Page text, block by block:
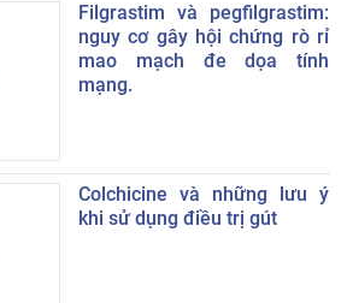
Filgrastim và pegfilgrastim:
nguy cơ gây hội chứng rò rỉ
mao mạch đe dọa tính
mạng.
Colchicine và những lưu ý
khi sử dụng điều trị gút